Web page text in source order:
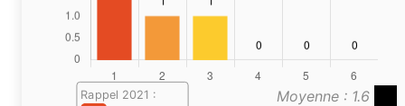
Moyenne : 1.6
Rappel 2021 :